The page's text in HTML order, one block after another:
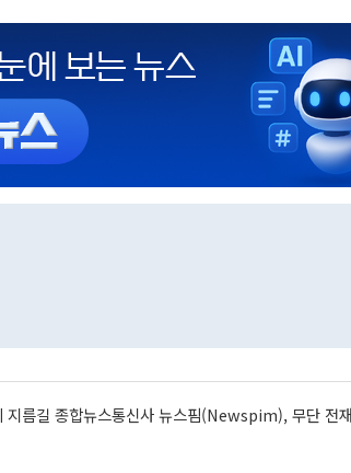
지름길 종합뉴스통신사 뉴스핌(Newspim), 무단 전